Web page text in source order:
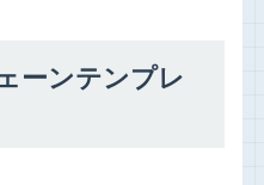
ーンテンプレ